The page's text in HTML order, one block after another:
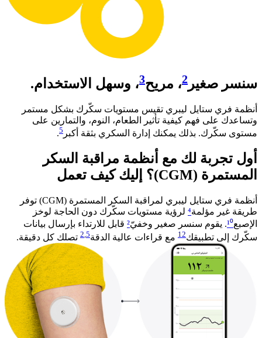
سنسر صغير 2، مريح3، وسهل الاستخدام.
أنظمة فري ستايل ليبري تقيس مستويات سكّرك بشكل مستمر
وتساعدك على فهم كيفية تأثير الطعام، النوم، والتمارين على
مستوى سكّرك. بذلك يمكنك إدارة السكري بثقة أكبر 5
. ​
أول تجربة لك مع أنظمة مراقبة السكر
المستمرة (CGM)؟ إليك كيف تعمل​
أنظمة فري ستايل ليبري لمراقبة السكر المستمرة (CGM) توفر
طريقة غير مؤلمة⁴ لرؤية مستويات سكّرك دون الحاجة لوخز
الإصبع¹⁰. يقوم سنسر صغير وخفيّ² قابل للارتداء بإرسال بيانات
سكّرك إلى تطبيقك12 مع قراءات عالية الدقة 2,5 تصلك كل دقيقة.​